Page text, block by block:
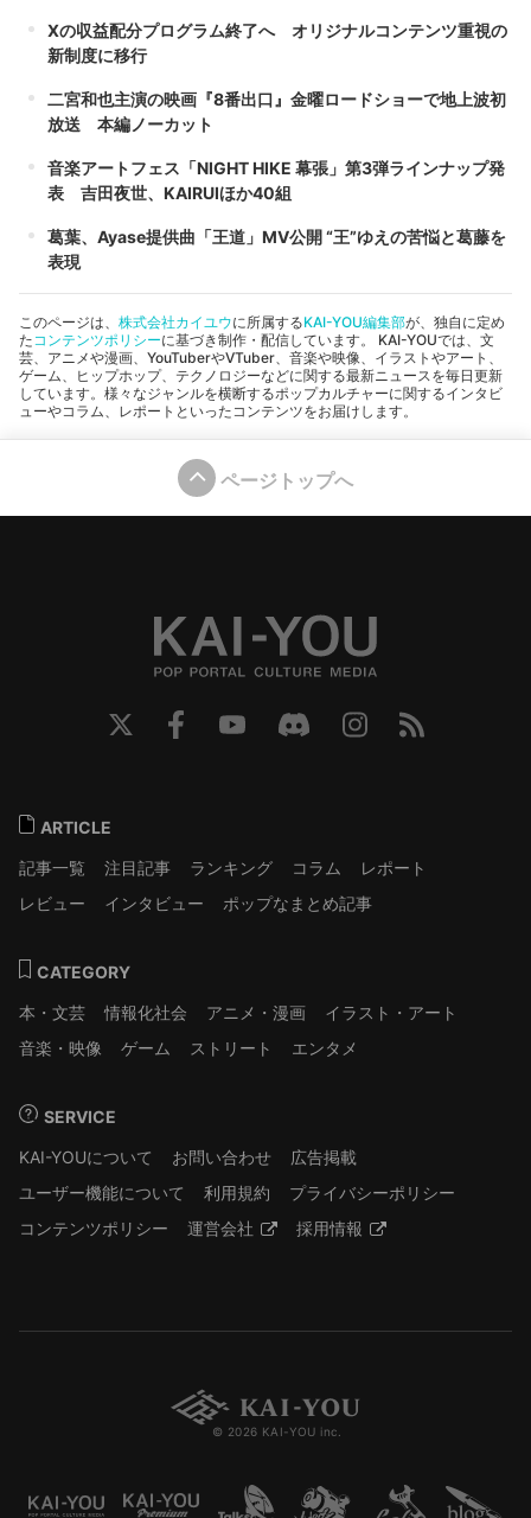
Xの収益配分プログラム終了へ オリジナルコンテンツ重視の
新制度に移行
二宮和也主演の映画『8番出口』金曜ロードショーで地上波初
放送 本編ノーカット
音楽アートフェス「NIGHT HIKE 幕張」第3弾ラインナップ発
表 吉田夜世、KAIRUIほか40組
葛葉、Ayase提供曲「王道」MV公開 “王”ゆえの苦悩と葛藤を
表現
このページは、 株式会社カイユウに所属するKAI-YOU編集部が、独自に定め
た コンテンツポリシーに基づき制作・配信しています。 KAI-YOUでは、文
芸、アニメや漫画、YouTuberやVTuber、音楽や映像、イラストやアート、
ゲーム、ヒップホップ、テクノロジーなどに関する最新ニュースを毎日更新
しています。様々なジャンルを横断するポップカルチャーに関するインタビ
ューやコラム、レポートといったコンテンツをお届けします。
ページトップへ
ARTICLE
記事一覧
注目記事 ランキング コラム
レポート
レビュー
インタビュー ポップなまとめ記事
CATEGORY
本・文芸
情報化社会 アニメ・漫画
イラスト・アート
音楽・映像
ゲーム ストリート エンタメ
SERVICE
KAI-YOUについて
お問い合わせ
広告掲載
ユーザー機能について
利用規約
プライバシーポリシー
コンテンツポリシー
運営会社 採用情報
© 2026 KAI-YOU inc.